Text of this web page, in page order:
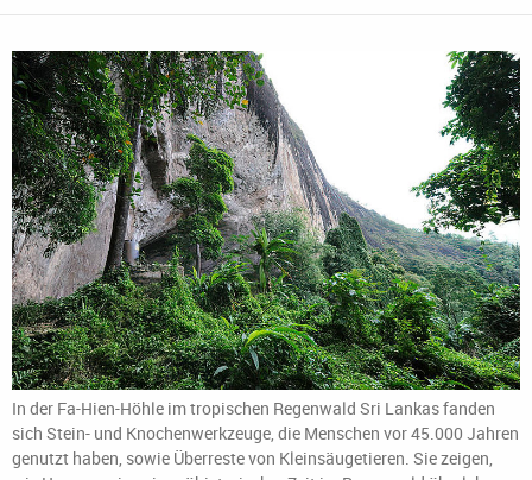
In der Fa-Hien-Höhle im tropischen Regenwald Sri Lankas fanden
sich Stein- und Knochenwerkzeuge, die Menschen vor 45.000 Jahren
genutzt haben, sowie Überreste von Kleinsäugetieren. Sie zeigen,